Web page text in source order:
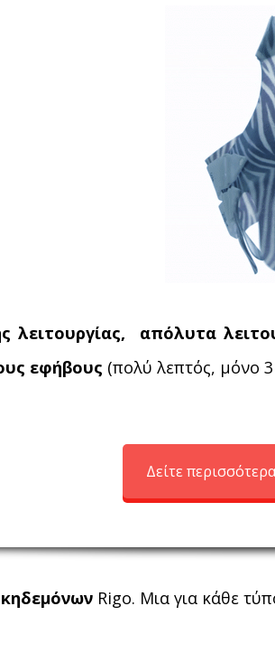
λειτουργίας, απόλυτα
εφήβους (πολύ λεπτός, μόνο 3
Δείτε
κηδεμόνων Rigo. Μια για κάθε